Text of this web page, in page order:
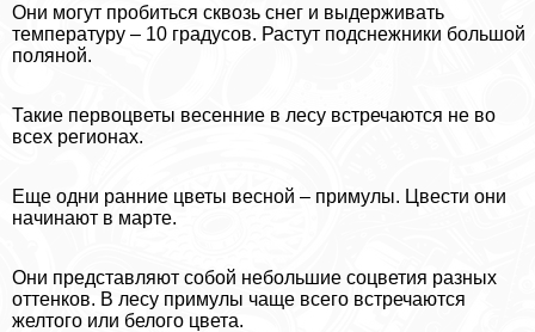
Они могут пробиться сквозь снег и выдерживать
температуру – 10 градусов. Растут подснежники большой
поляной.
Такие первоцветы весенние в лесу встречаются не во
всех регионах.
Еще одни ранние цветы весной – примулы. Цвести они
начинают в марте.
Они представляют собой небольшие соцветия разных
оттенков. В лесу примулы чаще всего встречаются
желтого или белого цвета.